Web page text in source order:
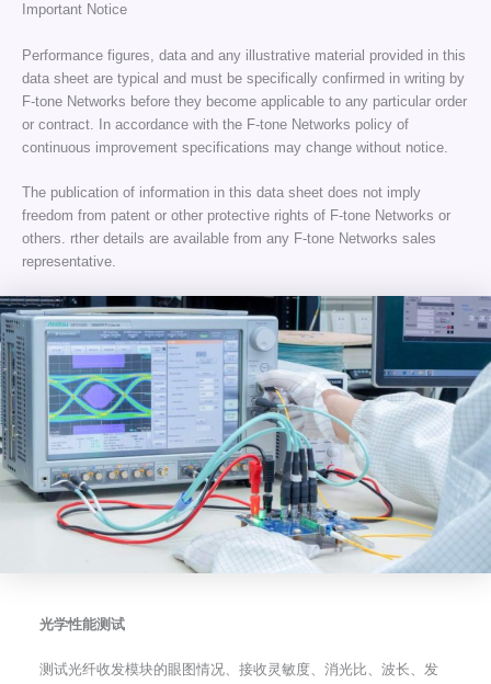
Important Notice
Performance figures, data and any illustrative material provided in this
data sheet are typical and must be specifically confirmed in writing by
F-tone Networks before they become applicable to any particular order
or contract. In accordance with the F-tone Networks policy of
continuous improvement specifications may change without notice.
The publication of information in this data sheet does not imply
freedom from patent or other protective rights of F-tone Networks or
others. rther details are available from any F-tone Networks sales
representative.
光学性能测试
测试光纤收发模块的眼图情况、接收灵敏度、消光比、波长、发